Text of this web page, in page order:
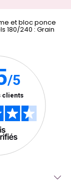
et bloc ponce
180/240 : Grain